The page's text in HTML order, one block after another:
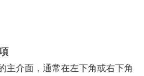
主介面，通常在左下角或右下角